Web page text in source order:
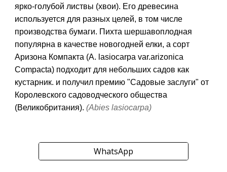
ярко-голубой листвы (хвои). Его древесина
используется для разных целей, в том числе
производства бумаги. Пихта шершавоплодная
популярна в качестве новогодней елки, а сорт
Аризона Компакта (A. lasiocarpa var.arizonica
Compacta) подходит для небольших садов как
кустарник. и получил премию "Садовые заслуги" от
Королевского садоводческого общества
(Великобритания).(Abies lasiocarpa)
WhatsApp